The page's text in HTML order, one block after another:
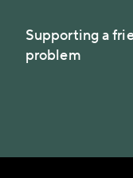
Supporting a
problem